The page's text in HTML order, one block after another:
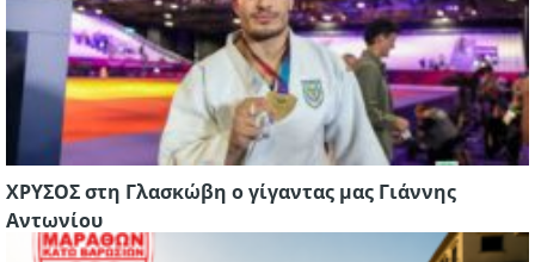
ΧΡΥΣΟΣ στη Γλασκώβη ο γίγαντας μας Γιάννης
Αντωνίου